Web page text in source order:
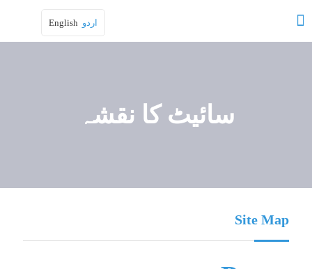
English اردو
سائیٹ کا نقشہ
Site Map